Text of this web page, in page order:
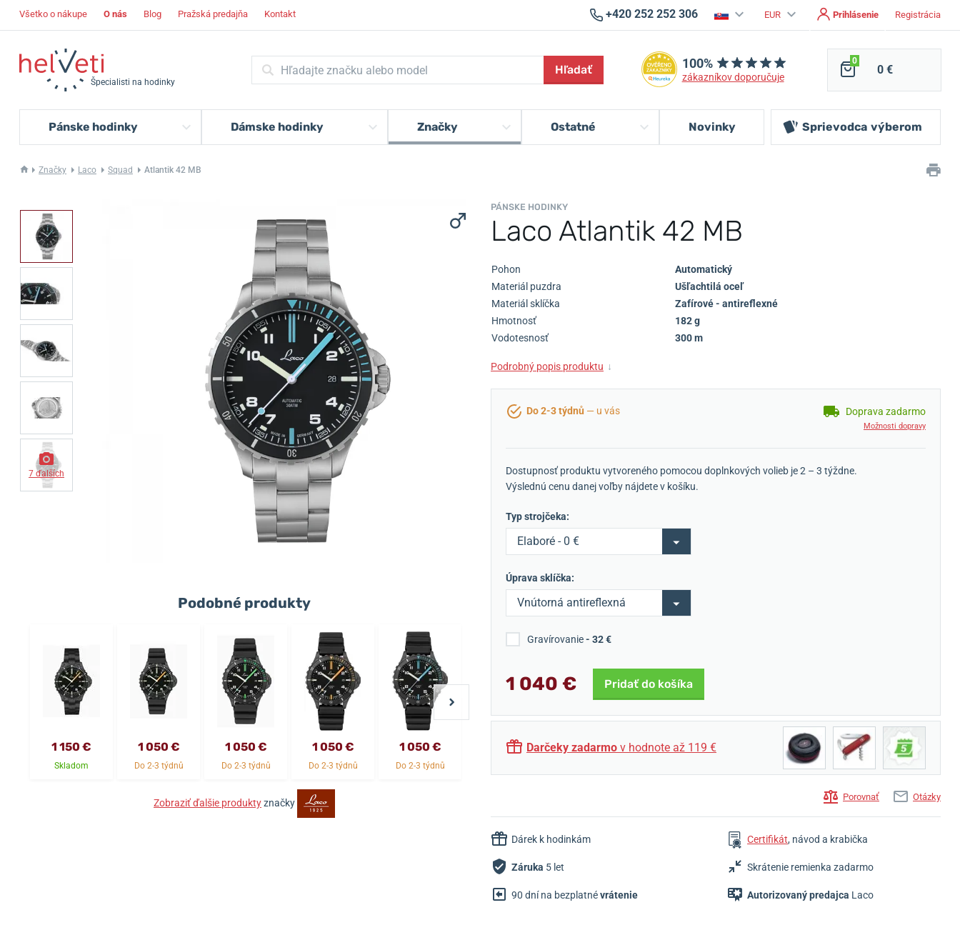
Všetko o nákupe O nás Blog Pražská predajňa Kontakt +420 252 252 306 EUR Prihlásenie Registrácia
Špecialisti na hodinky
Hľadať 100%
zákazníkov doporučuje
0
0 €
Pánske hodinky Dámske hodinky Značky Ostatné Novinky Sprievodca výberom
Značky Laco Squad Atlantik 42 MB
PÁNSKE HODINKY
Laco Atlantik 42 MB
7 ďalších
Pohon
Automatický
Materiál puzdra
Ušľachtilá oceľ
Materiál sklíčka
Zafírové - antireflexné
Hmotnosť
182 g
Vodotesnosť
300 m
Podrobný popis produktu ↓
Do 2-3 týdnů — u vás Doprava zadarmo
Možnosti dopravy
Dostupnosť produktu vytvoreného pomocou doplnkových volieb je 2 – 3 týždne.
Výslednú cenu danej voľby nájdete v košíku.
Typ strojčeka:
Elaboré - 0 €
Úprava sklíčka:
Vnútorná antireflexná
úprava - 0 €
Gravírovanie- 32 €
1 040 € Pridať do košíka
Darčeky zadarmo v hodnote až 119 €
Porovnať Otázky
Dárek k hodinkám Certifikát, návod a krabička
Záruka 5 let Skrátenie remienka zadarmo
90 dní na bezplatnévrátenie Autorizovaný predajca Laco
Podobné produkty
1 150 €
Skladom
1 050 €
Do 2-3 týdnů
1 050 €
Do 2-3 týdnů
1 050 €
Do 2-3 týdnů
1 050 €
Do 2-3 týdnů
590 € 990 € 990 € 1 040 € 980 €
Zobraziť ďalšie produktyznačky